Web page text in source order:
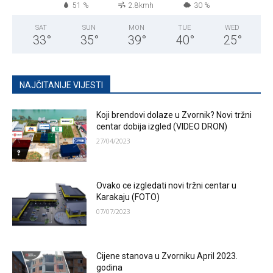
51 % 2.8kmh 30 %
SAT
33°
SUN
35°
MON
39°
TUE
40°
WED
25°
NAJČITANIJE VIJESTI
Koji brendovi dolaze u Zvornik? Novi tržni
centar dobija izgled (VIDEO DRON)
27/04/2023
Ovako ce izgledati novi tržni centar u
Karakaju (FOTO)
07/07/2023
Cijene stanova u Zvorniku April 2023.
godina